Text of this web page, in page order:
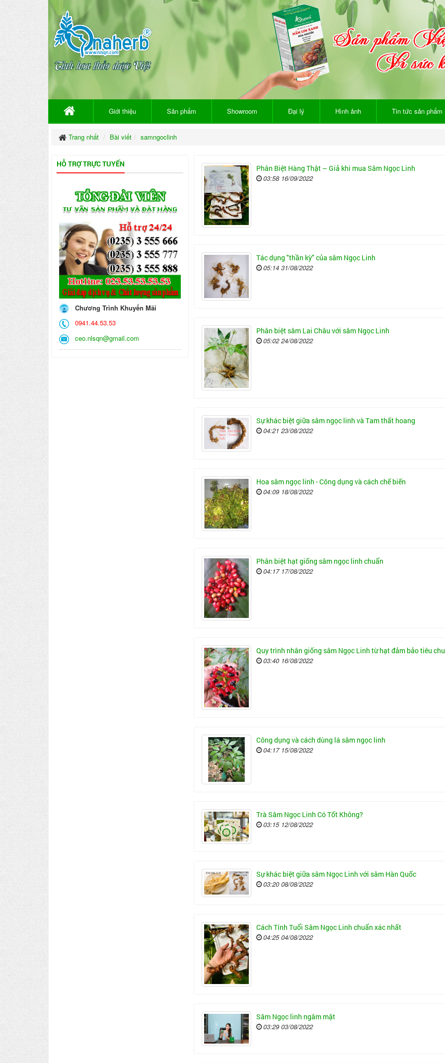
Giới thiệu Sản phẩm Showroom Đại lý Hình ảnh Tin tức sản phẩm
Trang nhất Bài viết samngoclinh
Phân Biệt Hàng Thật – Giả khi mua Sâm Ngọc Linh
03:58 16/09/2022
Tác dụng "thần kỳ" của sâm Ngọc Linh
05:14 31/08/2022
Phân biệt sâm Lai Châu với sâm Ngọc Linh
05:02 24/08/2022
Sự khác biệt giữa sâm ngọc linh và Tam thất hoang
04:21 23/08/2022
Hoa sâm ngọc linh - Công dụng và cách chế biến
04:09 18/08/2022
Phân biệt hạt giống sâm ngọc linh chuẩn
04:17 17/08/2022
Quy trình nhân giống sâm Ngọc Linh từ hạt đảm bảo tiêu
03:40 16/08/2022
Công dụng và cách dùng lá sâm ngọc linh
04:17 15/08/2022
Trà Sâm Ngọc Linh Có Tốt Không?
03:15 12/08/2022
Sự khác biệt giữa sâm Ngọc Linh với sâm Hàn Quốc
03:20 08/08/2022
Cách Tính Tuổi Sâm Ngọc Linh chuẩn xác nhất
04:25 04/08/2022
Sâm Ngọc linh ngâm mật
03:29 03/08/2022
HỖ TRỢ TRỰC TUYẾN
Chương Trình Khuyến Mãi
0941.44.53.53
ceo.nlsqn@gmail.com